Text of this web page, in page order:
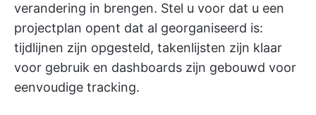
verandering in brengen. Stel u voor dat u een
projectplan opent dat al georganiseerd is:
tijdlijnen zijn opgesteld, takenlijsten zijn klaar
voor gebruik en dashboards zijn gebouwd voor
eenvoudige tracking.